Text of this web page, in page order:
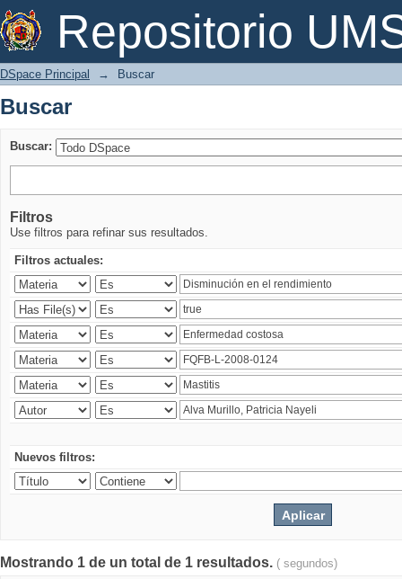
Repositorio
Buscar
DSpace Principal → Buscar
Buscar
Buscar:
Filtros
Use filtros para refinar sus resultados.
Filtros actuales:
Nuevos filtros:
Mostrando 1 de un total de 1 resultados. ( segundos)